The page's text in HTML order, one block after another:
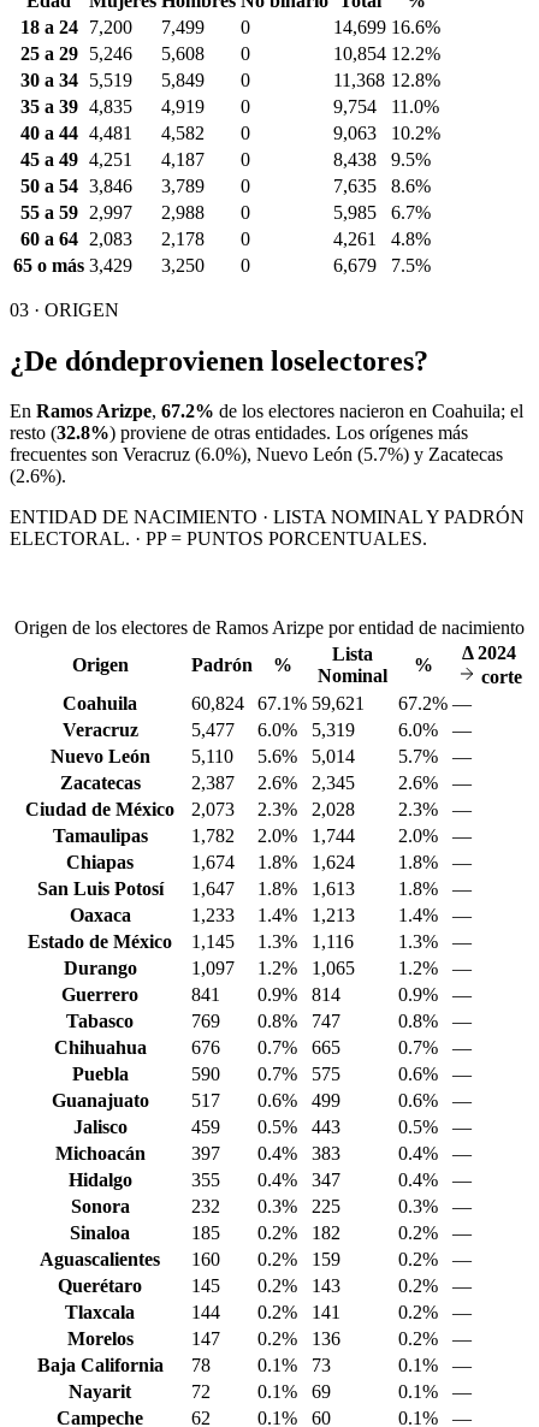
18 a 24
7,200 7,499 0 14,699 16.6%
25 a 29
5,246 5,608 0 10,854 12.2%
30 a 34
5,519 5,849 0 11,368 12.8%
35 a 39 4,835 4,919 0 9,754
11.0%
40 a 44 4,481 4,582 0 9,063
10.2%
45 a 49 4,251 4,187 0 8,438
9.5%
50 a 54 3,846 3,789 0 7,635
8.6%
55 a 59
2,997 2,988 0 5,985
6.7%
60 a 64
2,083 2,178 0 4,261
4.8%
65 o más 3,429 3,250 0 6,679 7.5%
03 · ORIGEN
¿De dóndeprovienen loselectores?
En Ramos Arizpe, 67.2% de los electores nacieron en Coahuila; el
resto (32.8%) proviene de otras entidades. Los orígenes más
frecuentes son Veracruz (6.0%), Nuevo León (5.7%) y Zacatecas
(2.6%).
ENTIDAD DE NACIMIENTO · LISTA NOMINAL Y PADRÓN
ELECTORAL. · PP = PUNTOS PORCENTUALES.
Origen de los electores de Ramos Arizpe por entidad de nacimiento
Origen
Padrón %
Lista
Nominal
%
Δ2024
corte
Coahuila
60,824 67.1% 59,621 67.2% —
Veracruz
5,477 6.0% 5,319 6.0%
—
Nuevo León
5,110 5.6% 5,014 5.7%
—
Zacatecas
2,387 2.6% 2,345 2.6%
—
Ciudad de México
2,073 2.3% 2,028 2.3%
—
Tamaulipas
1,782 2.0% 1,744 2.0%
—
Chiapas
1,674 1.8% 1,624 1.8%
—
San Luis Potosí
1,647 1.8% 1,613 1.8%
—
Oaxaca
1,233 1.4% 1,213 1.4%
—
Estado de México
1,145 1.3% 1,116 1.3%
—
Durango
1,097 1.2% 1,065 1.2%
—
Guerrero
841 0.9% 814 0.9%
—
Tabasco
769 0.8% 747 0.8%
—
Chihuahua
676 0.7% 665 0.7%
—
Puebla
590 0.7% 575 0.6%
—
Guanajuato
517 0.6% 499 0.6%
—
Jalisco
459 0.5% 443 0.5%
—
Michoacán
397 0.4% 383 0.4%
—
Hidalgo
355 0.4% 347 0.4%
—
Sonora
232 0.3% 225 0.3%
—
Sinaloa
185 0.2% 182 0.2%
—
Aguascalientes
160 0.2% 159 0.2%
—
Querétaro
145 0.2% 143 0.2%
—
Tlaxcala
144 0.2% 141 0.2%
—
Morelos
147 0.2% 136 0.2%
—
Baja California
78 0.1% 73 0.1%
—
Nayarit
72 0.1% 69 0.1%
—
Campeche
62 0.1% 60 0.1% —